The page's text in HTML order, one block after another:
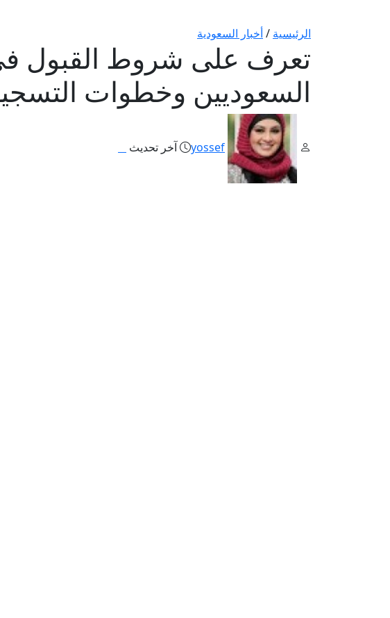
الرئيسية /أخبار السعودية
تعرف على شروط القبول في
السعوديين وخطوات
yossef آخر تحديث